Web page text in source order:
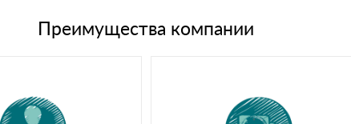
картам
Преимущества компании